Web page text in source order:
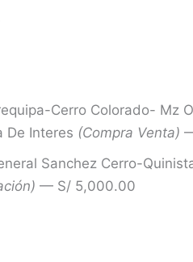
Cerro Colorado- Mz
De Interes (Compra Venta)
Sanchez Cerro-
— S/ 5,000.00